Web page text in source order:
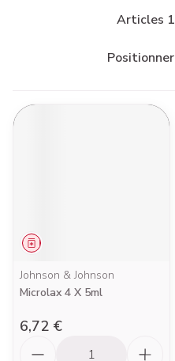
Articles 1
Trier par:
Médicament
Johnson & Johnson
Microlax 4 X 5ml
6,72 €